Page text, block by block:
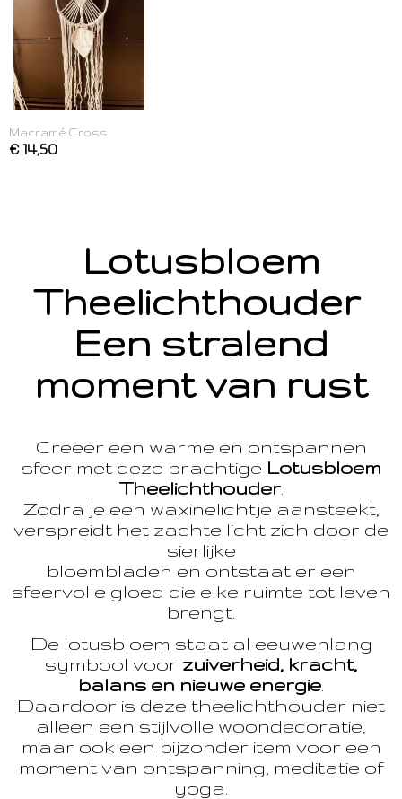
Macramé Cross
€ 14,50
Lotusbloem
Theelichthouder
Een stralend
moment van rust
Creëer een warme en ontspannen
sfeer met deze prachtige Lotusbloem
Theelichthouder.
Zodra je een waxinelichtje aansteekt,
verspreidt het zachte licht zich door de
sierlijke
bloembladen en ontstaat er een
sfeervolle gloed die elke ruimte tot leven
brengt.
De lotusbloem staat al eeuwenlang
symbool voor zuiverheid, kracht,
balans en nieuwe energie
Daardoor is deze theelichthouder niet
alleen een stijlvolle woondecoratie,
maar ook een bijzonder item voor een
moment van ontspanning, meditatie of
yoga.